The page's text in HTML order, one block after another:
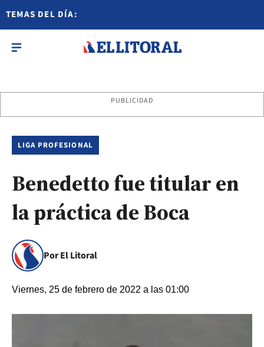
TEMAS DEL DÍA:
PUBLICIDAD
LIGA PROFESIONAL
Benedetto fue titular en
la práctica de Boca
Por El Litoral
Viernes, 25 de febrero de 2022 a las 01:00